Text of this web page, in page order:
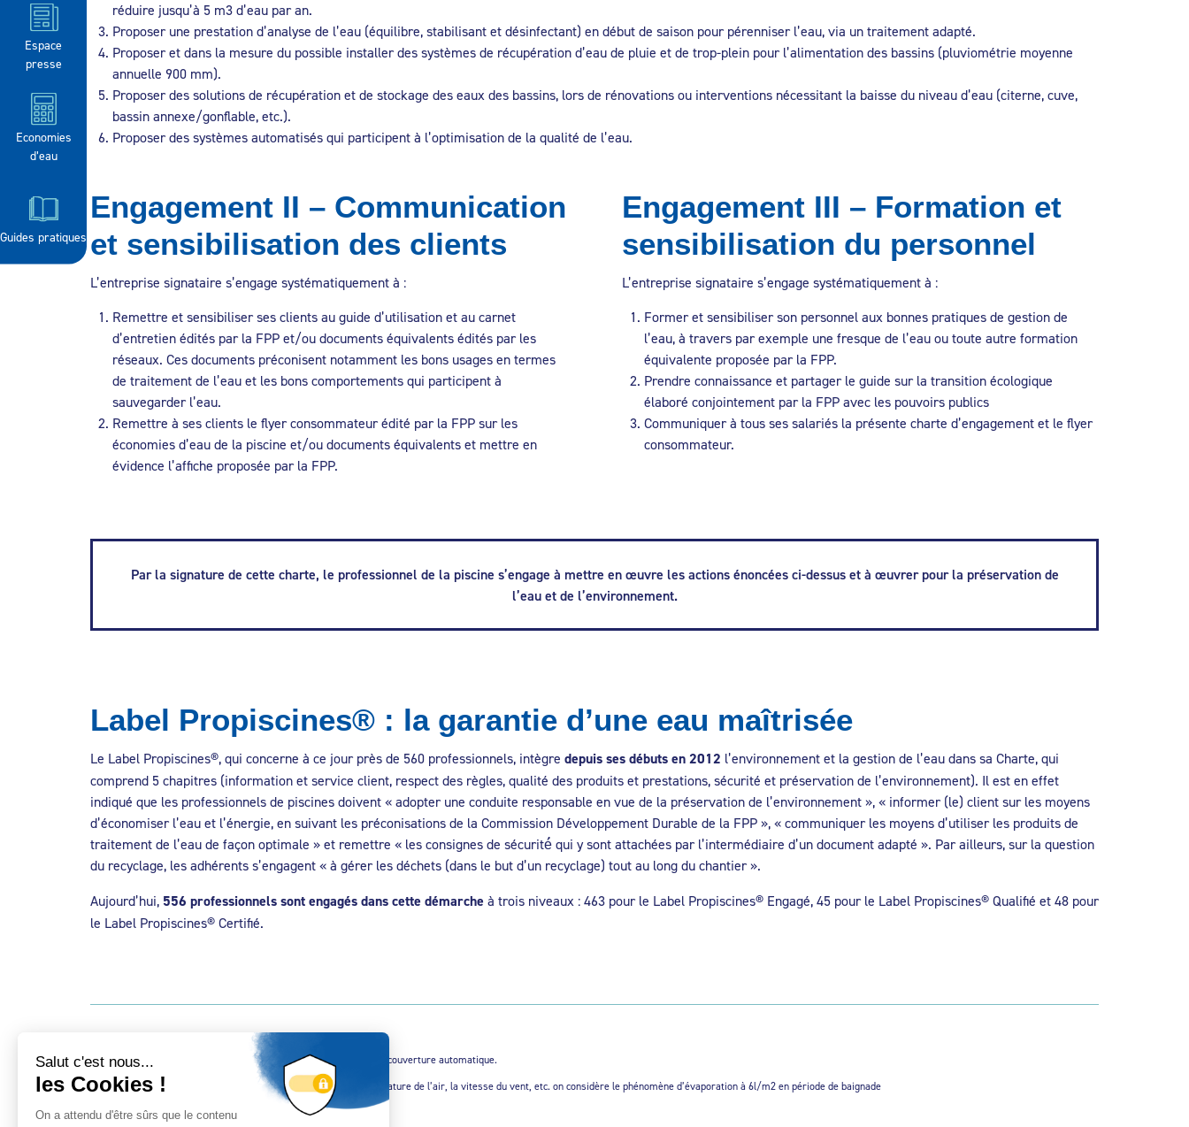
Espace
presse
Economies
d’eau
Guides pratiques
réduire jusqu’à 5 m3 d’eau par an.
Proposer une prestation d’analyse de l’eau (équilibre, stabilisant et désinfectant) en début de saison pour pérenniser l’eau, via un traitement adapté.
Proposer et dans la mesure du possible installer des systèmes de récupération d’eau de pluie et de trop-plein pour l’alimentation des bassins (pluviométrie moyenne
annuelle 900 mm).
Proposer des solutions de récupération et de stockage des eaux des bassins, lors de rénovations ou interventions nécessitant la baisse du niveau d’eau (citerne, cuve,
bassin annexe/gonflable, etc.).
Proposer des systèmes automatisés qui participent à l’optimisation de la qualité de l’eau.
Engagement II – Communication
et sensibilisation des clients
L’entreprise signataire s’engage systématiquement à :
Remettre et sensibiliser ses clients au guide d’utilisation et au carnet
d’entretien édités par la FPP et/ou documents équivalents édités par les
réseaux. Ces documents préconisent notamment les bons usages en termes
de traitement de l’eau et les bons comportements qui participent à
sauvegarder l’eau.
Remettre à ses clients le flyer consommateur édité par la FPP sur les
économies d’eau de la piscine et/ou documents équivalents et mettre en
évidence l’affiche proposée par la FPP.
Engagement III – Formation et
sensibilisation du personnel
L’entreprise signataire s’engage systématiquement à :
Former et sensibiliser son personnel aux bonnes pratiques de gestion de
l’eau, à travers par exemple une fresque de l’eau ou toute autre formation
équivalente proposée par la FPP.
Prendre connaissance et partager le guide sur la transition écologique
élaboré conjointement par la FPP avec les pouvoirs publics
Communiquer à tous ses salariés la présente charte d’engagement et le flyer
consommateur.
Par la signature de cette charte, le professionnel de la piscine s’engage à mettre en œuvre les actions énoncées ci-dessus et à œuvrer pour la préservation de
l’eau et de l’environnement.
Label Propiscines® : la garantie d’une eau maîtrisée
Le Label Propiscines®, qui concerne à ce jour près de 560 professionnels, intègre depuis ses débuts en 2012 l’environnement et la gestion de l’eau dans sa Charte, qui
comprend 5 chapitres (information et service client, respect des règles, qualité des produits et prestations, sécurité et préservation de l’environnement). Il est en effet
indiqué que les professionnels de piscines doivent « adopter une conduite responsable en vue de la préservation de l’environnement », « informer (le) client sur les moyens
d’économiser l’eau et l’énergie, en suivant les préconisations de la Commission Développement Durable de la FPP », « communiquer les moyens d’utiliser les produits de
traitement de l’eau de façon optimale » et remettre « les consignes de sécurité́ qui y sont attachées par l’intermédiaire d’un document adapté ». Par ailleurs, sur la question
du recyclage, les adhérents s’engagent « à gérer les déchets (dans le but d’un recyclage) tout au long du chantier ».
Aujourd’hui, 556 professionnels sont engagés dans cette démarche à trois niveaux : 463 pour le Label Propiscines® Engagé, 45 pour le Label Propiscines® Qualifié et 48 pour
le Label Propiscines® Certifié.
[1] Volet, bâche à bulles, couverture à barres, couverture à bulles, couverture automatique.
[2] Le phénomène dépend de plusieurs facteurs, tels que la température de l’air, la vitesse du vent, etc. on considère le phénomène d’évaporation à 6l/m2 en période de baignade